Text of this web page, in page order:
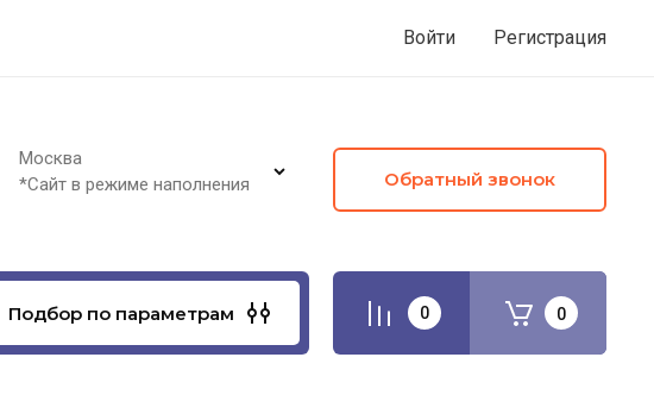
Войти Регистрация
Москва
*Сайт в режиме наполнения
Обратный звонок
Подбор по параметрам 0 0